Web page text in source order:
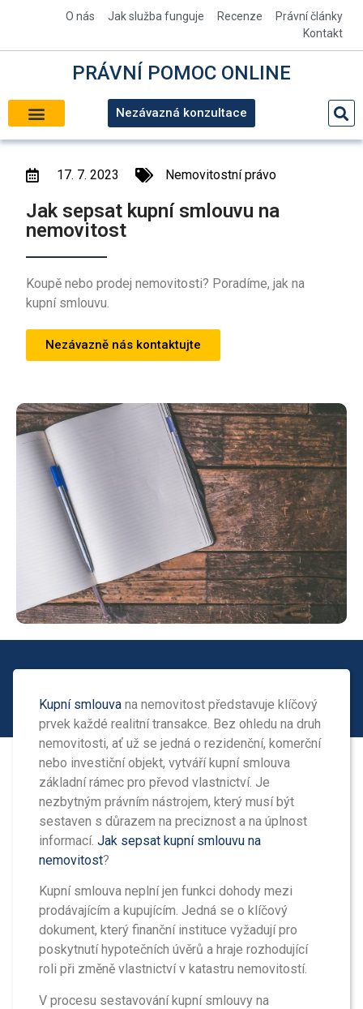
O nás Jak služba funguje Recenze
Právní články
Kontakt
PRÁVNÍ POMOC ONLINE
Nezávazná konzultace
17. 7. 2023 Nemovitostní právo
Jak sepsat kupní smlouvu na
nemovitost
Koupě nebo prodej nemovitosti? Poradíme, jak na
kupní smlouvu.
Nezávazně nás kontaktujte
Kupní smlouva na nemovitost představuje klíčový
prvek každé realitní transakce. Bez ohledu na druh
nemovitosti, ať už se jedná o rezidenční, komerční
nebo investiční objekt, vytváří kupní smlouva
základní rámec pro převod vlastnictví. Je
nezbytným právním nástrojem, který musí být
sestaven s důrazem na preciznost a na úplnost
informací. Jak sepsat kupní smlouvu na
nemovitost?
Kupní smlouva neplní jen funkci dohody mezi
prodávajícím a kupujícím. Jedná se o klíčový
dokument, který finanční instituce vyžadují pro
poskytnutí hypotečních úvěrů a hraje rozhodující
roli při změně vlastnictví v katastru nemovitostí.
V procesu sestavování kupní smlouvy na